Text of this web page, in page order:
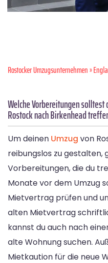
Rostocker Umzugsunternehmen»
Welche Vorbereitungen
Rostock nach Birkenhead
Um deinen Umzug von
reibungslos zu gestalten,
Vorbereitungen, die du
Monate vor dem Umzug
Mietvertrag prüfen und
alten Mietvertrag
kannst du auch nach
alte Wohnung suchen.
Mietkaution für die neue